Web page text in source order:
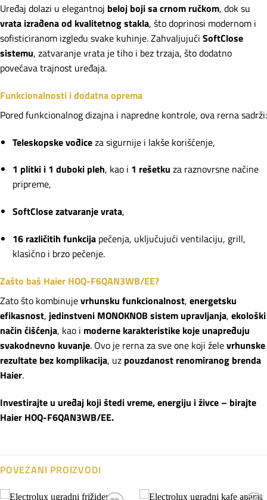
Uređaj dolazi u elegantnoj beloj boji sa crnom ručkom, dok su
vrata izrađena od kvalitetnog stakla, što doprinosi modernom i
sofisticiranom izgledu svake kuhinje. Zahvaljujući SoftClose
sistemu, zatvaranje vrata je tiho i bez trzaja, što dodatno
povećava trajnost uređaja.
Funkcionalnosti i dodatna oprema
Pored funkcionalnog dizajna i napredne kontrole, ova rerna sadrži:
Teleskopske vođiceza sigurnije i lakše korišćenje,
1 plitki i 1 duboki pleh, kao i 1 rešetku za raznovrsne načine
pripreme,
SoftClose zatvaranje vrata,
16 različitih funkcijapečenja, uključujući ventilaciju, grill,
klasično i brzo pečenje.
Zašto baš Haier HOQ-F6QAN3WB/EE?
Zato što kombinujevrhunsku funkcionalnost, energetsku
efikasnost, jedinstveni MONOKNOB sistem upravljanja, ekološki
način čišćenja, kao i moderne karakteristike koje unapređuju
svakodnevno kuvanje. Ovo je rerna za sve one koji želevrhunske
rezultate bez komplikacija, uz pouzdanost renomiranog brenda
Haier.
Investirajte u uređaj koji štedi vreme, energiju i živce – birajte
Haier HOQ-F6QAN3WB/EE.
POVEZANI PROIZVODI